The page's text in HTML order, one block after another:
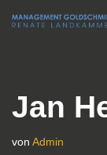
Jan
von Admin